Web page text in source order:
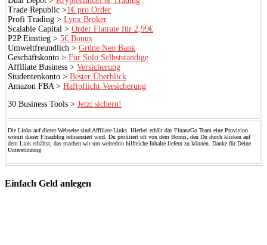
Trade Republic >1€ pro Order
Profi Trading > Lynx Broker
Scalable Capital > Order Flatrate für 2,99€
P2P Einstieg > 5€ Bonus
Umweltfreundlich > Grüne Neo Bank
Geschäftskonto > Für Solo Selbstständige
Affiliate Business > Versicherung
Studentenkonto > Bester Überblick
Amazon FBA > Haftpflicht Versicherung
30 Business Tools > Jetzt sichern!
Die Links auf dieser Webseite sind Affiliate-Links. Hierbei erhält das FinanzGo Team eine Provision
womit dieser Finazblog refinanziert wird. Du profitiert oft von dem Bonus, den Du durch klicken auf
dem Link erhältst, das machen wir um weiterhin hilfreiche Inhalte liefern zu können. Danke für Deine
Unterstützung
Einfach Geld anlegen